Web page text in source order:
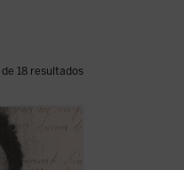
18 resultados
austriaco,
y ferviente
por